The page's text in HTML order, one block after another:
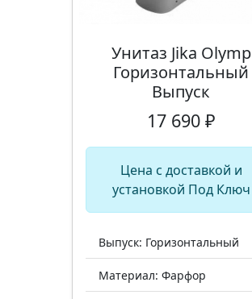
Унитаз Jika Olymp
Горизонтальный
Выпуск
17 690 ₽
Цена с доставкой и
установкой Под Ключ
Выпуск: Горизонтальный
Материал: Фарфор